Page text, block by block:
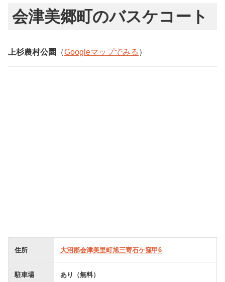
会津美郷町のバスケコート
上杉農村公園 （Googleマップでみる ）
住所 大沼郡会津美里町旭三寄石ケ窪甲6
駐車場 あり（無料）